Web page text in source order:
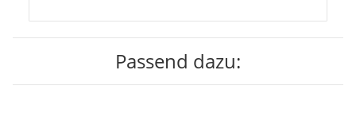
Passend dazu: